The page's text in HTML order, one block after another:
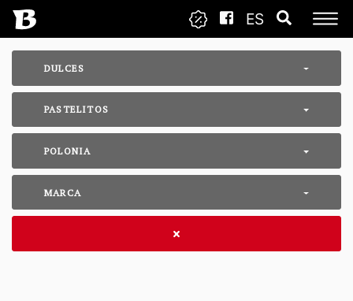
ES
DULCES
PASTELITOS
POLONIA
MARCA